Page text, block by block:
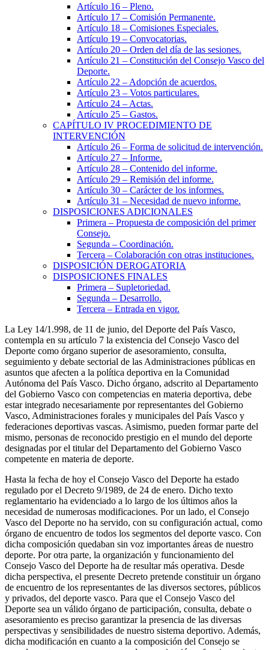
Artículo 16 – Pleno.
Artículo 17 – Comisión Permanente.
Artículo 18 – Comisiones Especiales.
Artículo 19 – Convocatorias.
Artículo 20 – Orden del día de las sesiones.
Artículo 21 – Constitución del Consejo Vasco del
Deporte.
Artículo 22 – Adopción de acuerdos.
Artículo 23 – Votos particulares.
Artículo 24 – Actas.
Artículo 25 – Gastos.
CAPÍTULO IV PROCEDIMIENTO DE
INTERVENCIÓN
Artículo 26 – Forma de solicitud de intervención.
Artículo 27 – Informe.
Artículo 28 – Contenido del informe.
Artículo 29 – Remisión del informe.
Artículo 30 – Carácter de los informes.
Artículo 31 – Necesidad de nuevo informe.
DISPOSICIONES ADICIONALES
Primera – Propuesta de composición del primer
Consejo.
Segunda – Coordinación.
Tercera – Colaboración con otras instituciones.
DISPOSICIÓN DEROGATORIA
DISPOSICIONES FINALES
Primera – Supletoriedad.
Segunda – Desarrollo.
Tercera – Entrada en vigor.
La Ley 14/1.998, de 11 de junio, del Deporte del País Vasco,
contempla en su artículo 7 la existencia del Consejo Vasco del
Deporte como órgano superior de asesoramiento, consulta,
seguimiento y debate sectorial de las Administraciones públicas en
asuntos que afecten a la política deportiva en la Comunidad
Autónoma del País Vasco. Dicho órgano, adscrito al Departamento
del Gobierno Vasco con competencias en materia deportiva, debe
estar integrado necesariamente por representantes del Gobierno
Vasco, Administraciones forales y municipales del País Vasco y
federaciones deportivas vascas. Asimismo, pueden formar parte del
mismo, personas de reconocido prestigio en el mundo del deporte
designadas por el titular del Departamento del Gobierno Vasco
competente en materia de deporte.
Hasta la fecha de hoy el Consejo Vasco del Deporte ha estado
regulado por el Decreto 9/1989, de 24 de enero. Dicho texto
reglamentario ha evidenciado a lo largo de los últimos años la
necesidad de numerosas modificaciones. Por un lado, el Consejo
Vasco del Deporte no ha servido, con su configuración actual, como
órgano de encuentro de todos los segmentos del deporte vasco. Con
dicha composición quedaban sin voz importantes áreas de nuestro
deporte. Por otra parte, la organización y funcionamiento del
Consejo Vasco del Deporte ha de resultar más operativa. Desde
dicha perspectiva, el presente Decreto pretende constituir un órgano
de encuentro de los representantes de las diversos sectores, públicos
y privados, del deporte vasco. Para que el Consejo Vasco del
Deporte sea un válido órgano de participación, consulta, debate o
asesoramiento es preciso garantizar la presencia de las diversas
perspectivas y sensibilidades de nuestro sistema deportivo. Además,
dicha modificación en cuanto a la composición del Consejo se